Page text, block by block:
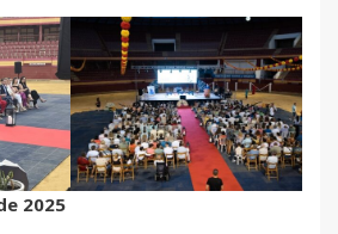
2025